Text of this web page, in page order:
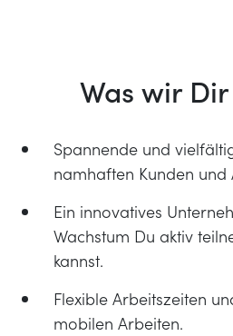
Was wir
Spannende und
namhaften Kunden und
Ein innovatives
Wachstum Du aktiv
kannst.
Flexible Arbeitszeiten
mobilen Arbeiten.